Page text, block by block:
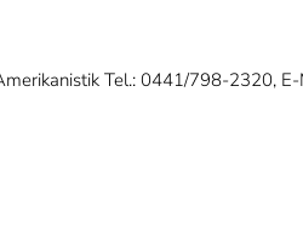
Tel.: 0441/798-2320,